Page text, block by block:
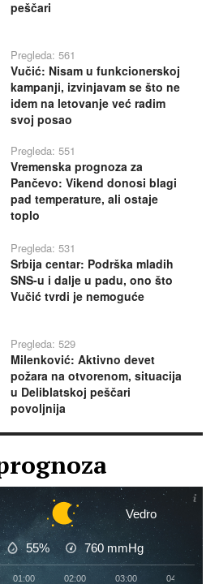
peščari
Pregleda: 561
Vučić: Nisam u funkcionerskoj
kampanji, izvinjavam se što ne
idem na letovanje već radim
svoj posao
Pregleda: 551
Vremenska prognoza za
Pančevo: Vikend donosi blagi
pad temperature, ali ostaje
toplo
Pregleda: 531
Srbija centar: Podrška mladih
SNS-u i dalje u padu, ono što
Vučić tvrdi je nemoguće
Pregleda: 529
Milenković: Aktivno devet
požara na otvorenom, situacija
u Deliblatskoj peščari
povoljnija
Vedro
55% 760 mmHg
01:00 02:00 03:00 04:00